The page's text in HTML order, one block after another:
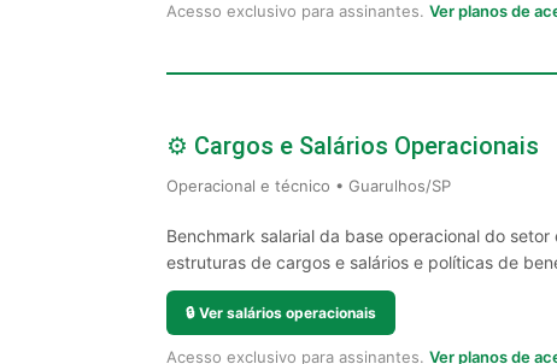
Acesso exclusivo para assinantes. Ver planos de
⚙️ Cargos e Salários Operacionais
Operacional e técnico • Guarulhos/SP
Benchmark salarial da base operacional do
estruturas de cargos e salários e políticas de
🔒 Ver salários operacionais
Acesso exclusivo para assinantes. Ver planos de